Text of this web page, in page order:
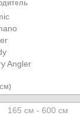
Angler
165 см - 600 см